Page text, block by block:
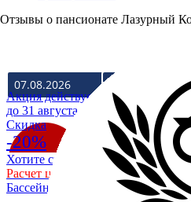
Отзывы о пансионате Лазурный
Акция действует
до 31 августа
Cкидка
-20%
Хотите скидку 20% на отдых в
Расчет цены со скидкой
Бассейн уже разогрет до +28